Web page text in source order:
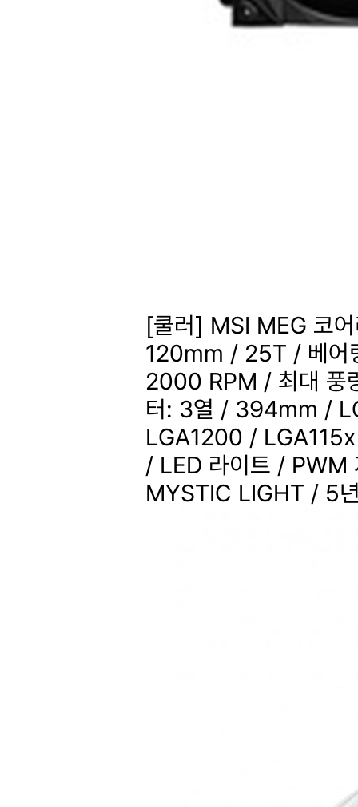
[쿨러] MSI MEG 코
120mm / 25T / 베어
2000 RPM / 최대 풍
터: 3열 / 394mm /
LGA1200 /
/ LED 라이트 / PWM
MYSTIC LIGHT / 5